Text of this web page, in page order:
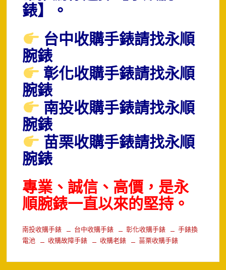
錶】。
台中收購手錶請找永順
腕錶
彰化收購手錶請找永順
腕錶
南投收購手錶請找永順
腕錶
苗栗收購手錶請找永順
腕錶
專業、誠信、高價，是永
順腕錶一直以來的堅持。
南投收購手錶 台中收購手錶 彰化收購手錶
手錶換
電池
收購故障手錶 收購老錶 苗栗收購手錶